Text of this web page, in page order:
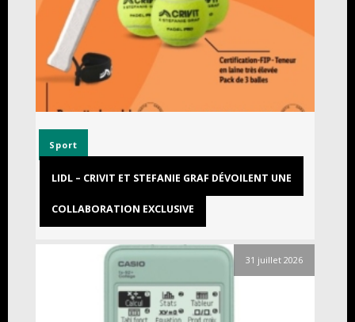
Sport
LIDL – CRIVIT ET STEFANIE GRAF DÉVOILENT UNE
COLLABORATION EXCLUSIVE
31 juillet 2026